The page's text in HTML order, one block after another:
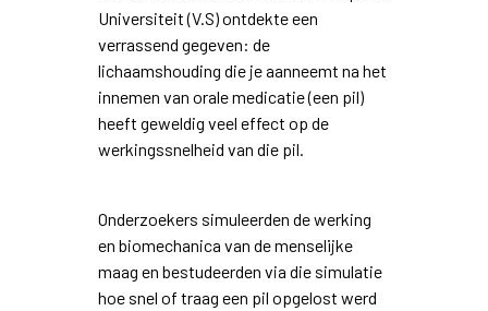
Universiteit (V.S) ontdekte een
verrassend gegeven: de
lichaamshouding die je aanneemt na het
innemen van orale medicatie (een pil)
heeft geweldig veel effect op de
werkingssnelheid van die pil.
Onderzoekers simuleerden de werking
en biomechanica van de menselijke
maag en bestudeerden via die simulatie
hoe snel of traag een pil opgelost werd